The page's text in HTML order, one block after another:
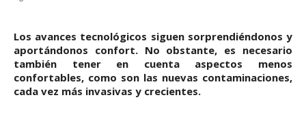
Los avances tecnológicos siguen sorprendiéndonos y
aportándonos confort. No obstante, es necesario
también tener en cuenta aspectos menos
confortables, como son las nuevas contaminaciones,
cada vez más invasivas y crecientes.